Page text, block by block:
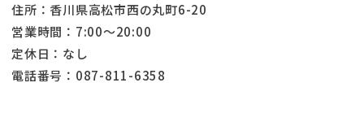
住所：香川県高松市西の丸町6-20
営業時間：7:00～20:00
定休日：なし
電話番号：087-811-6358